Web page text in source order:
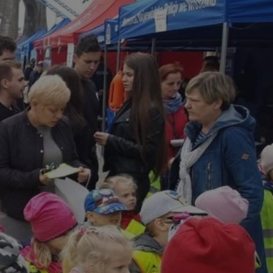
sesji.
sesji.
sesji.
Cookie-
dotyczących
to konieczne,
poprawnie.
o zgodzie
dotyczących
Rejestruje
i ustawień
w kolejnych
musi ponownie
zwiększa wygodę i
powiązany z
Microsoft Clarity
do
o sesji
w celu śledzenia
multimedialnych